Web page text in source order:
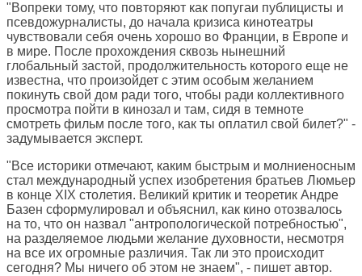
"Вопреки тому, что повторяют как попугаи публицисты и
псевдожурналисты, до начала кризиса кинотеатры
чувствовали себя очень хорошо во Франции, в Европе и
в мире. После прохождения сквозь нынешний
глобальный застой, продолжительность которого еще не
известна, что произойдет с этим особым желанием
покинуть свой дом ради того, чтобы ради коллективного
просмотра пойти в кинозал и там, сидя в темноте
смотреть фильм после того, как ты оплатил свой билет?" -
задумывается эксперт.
"Все историки отмечают, каким быстрым и молниеносным
стал международный успех изобретения братьев Люмьер
в конце XIX столетия. Великий критик и теоретик Андре
Базен сформулировал и объяснил, как кино отозвалось
на то, что он назвал "антропологической потребностью",
на разделяемое людьми желание духовности, несмотря
на все их огромные различия. Так ли это происходит
сегодня? Мы ничего об этом не знаем", - пишет автор.